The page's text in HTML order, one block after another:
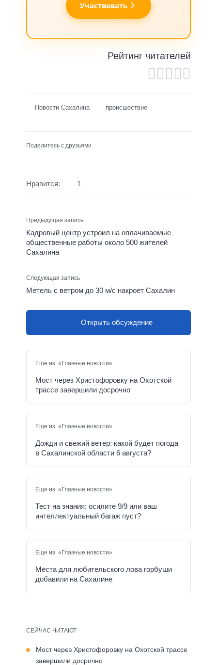
Участвовать
Рейтинг читателей
Новости Сахалина происшествие
Поделитесь с друзьями
Нравится: 1
Предыдущая запись
Кадровый центр устроил на оплачиваемые
общественные работы около 500 жителей
Сахалина
Следующая запись
Метель с ветром до 30 м/c накроет Сахалин
Открыть обсуждение
Еще из «Главные новости»
Мост через Христофоровку на Охотской
трассе завершили досрочно
Еще из «Главные новости»
Дожди и свежий ветер: какой будет погода
в Сахалинской области 6 августа?
Еще из «Главные новости»
Тест на знания: осилите 9/9 или ваш
интеллектуальный багаж пуст?
Еще из «Главные новости»
Места для любительского лова горбуши
добавили на Сахалине
СЕЙЧАС ЧИТАЮТ
Мост через Христофоровку на Охотской трассе
завершили досрочно